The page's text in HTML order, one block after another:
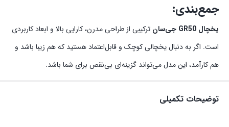
جمع‌بندی:
یخچال GR50 جی‌سان
ترکیبی از طراحی مدرن، کارایی بالا و ابعاد کاربردی
است. اگر به دنبال یخچالی کوچک و قابل‌اعتماد هستید که هم زیبا باشد و
هم کارآمد، این مدل می‌تواند گزینه‌ای بی‌نقص برای شما باشد.
توضیحات تکمیلی